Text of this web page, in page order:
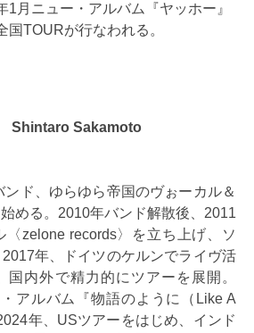
1月ニュー・アルバム『ヤッホー』
国TOURが行なわれる。
Shintaro Sakamoto
ド、ゆらゆら帝国のヴぉーカル＆
める。2010年バンド解散後、2011
zelone records〉を立ち上げ、ソ
年、ドイツのケルンでライヴ活
国内外で精力的にツアーを展開。
アルバム『物語のように（Like A
年、USツアーをはじめ、インド